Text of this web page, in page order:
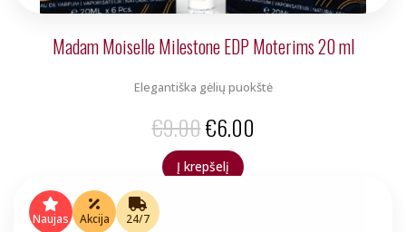
Madam Moiselle Milestone EDP Moterims 20 ml
Elegantiška gėlių puokštė
€9.00Original
price
€6.00
Į krepšelį
Naujas Akcija 24/7